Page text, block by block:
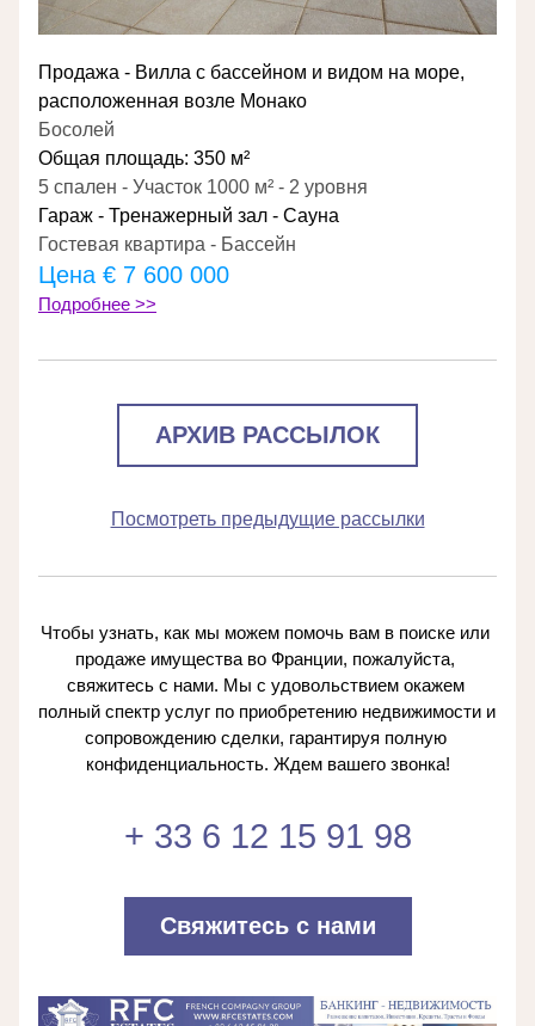
Продажа - Вилла с бассейном и видом на море,
расположенная возле Монако
Босолей
Общая площадь: 350 м²
5 спален - Участок 1000 м² - 2 уровня
Гараж - Тренажерный зал - Сауна
Гостевая квартира - Бассейн
Цена € 7 600 000
Подробнее >>
АРХИВ РАССЫЛОК
Посмотреть предыдущие рассылки
Чтобы узнать, как мы можем помочь вам в поиске или
продаже имущества во Франции, пожалуйста,
свяжитесь с нами. Мы с удовольствием окажем
полный спектр услуг по приобретению недвижимости и
сопровождению сделки, гарантируя полную
конфиденциальность. Ждем вашего звонка!
+ 33 6 12 15 91 98
Свяжитесь с нами